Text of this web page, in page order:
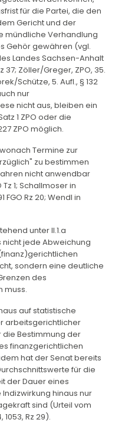
für die Partei, die den
Gericht und der
mündliche Verhandlung
Gehör gewähren (vgl.
Landes Sachsen-Anhalt
37; Zöller/Greger, ZPO, 35.
Schütze, 5. Aufl., § 132
nur
nicht aus, bleiben ein
1 ZPO oder die
ZPO möglich.
Termine zur
zu bestimmen
nicht anwendbar
1; Schallmoser in
Rz 20; Wendl in
unter II.1.a
jede Abweichung
sondern eine deutliche
des
muss.
auf statistische
arbeitsgerichtlicher
die Bestimmung der
finanzgerichtlichen
hat der Senat bereits
für die
der Dauer eines
hinaus nur
sind (Urteil vom
1053, Rz 29).